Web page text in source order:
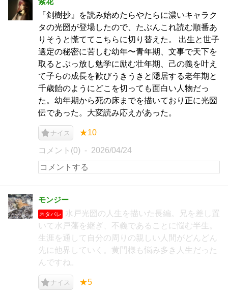
『剣樹抄』を読み始めたらやたらに濃いキャラク
タの光圀が登場したので、たぶんこれ読む順番あ
りそうと慌ててこちらに切り替えた。 出生と世子
選定の秘密に苦しむ幼年〜青年期、文事で天下を
取るとぶっ放し勉学に励む壮年期、己の義を叶え
て子らの成長を歓びうきうきと隠居する老年期と
千歳飴のようにどこを切っても面白い人物だっ
た。幼年期から死の床までを描いており正に光圀
伝であった。大変読み応えがあった。
ナイス ★10
コメント(0) 2026/04/24
モンジー
ネタバレ
水戸光圀の人生を描いた長編。兄を差し置
いて水戸藩を継ぎ、不義であることに悩む半生。
生涯を通して自分の周りの親しい人間がどんどん
先に他界していく。黄門様も悩み多き人生だった
んですね。
ナイス ★5